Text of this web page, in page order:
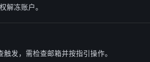
解冻账户。
发，需检查邮箱并按指引操作。